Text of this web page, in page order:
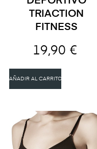
TRIACTION
FITNESS
19,90 €
AÑADIR AL CARRITO